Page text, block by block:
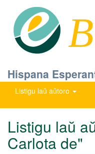
Hispana
Listigu laŭ aŭtoro
Listigu laŭ
Carlota de"